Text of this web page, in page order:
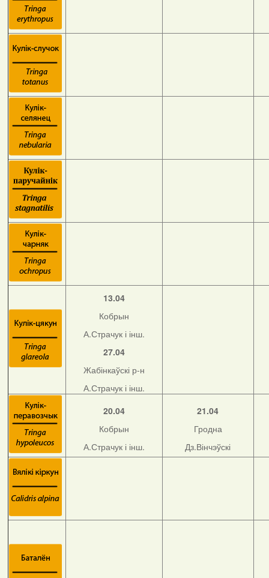
13.04
Кобрын
А.Страчук і інш.
27.04
Жабінкаўскі р-н
А.Страчук і інш.
20.04
Кобрын
А.Страчук і інш.
21.04
Гродна
Дз.Вінчэўскі